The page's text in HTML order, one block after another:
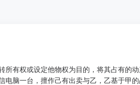
所有权或设定他物权为目的，将其占有的
电脑一台，擅作己有出卖与乙，乙基于甲